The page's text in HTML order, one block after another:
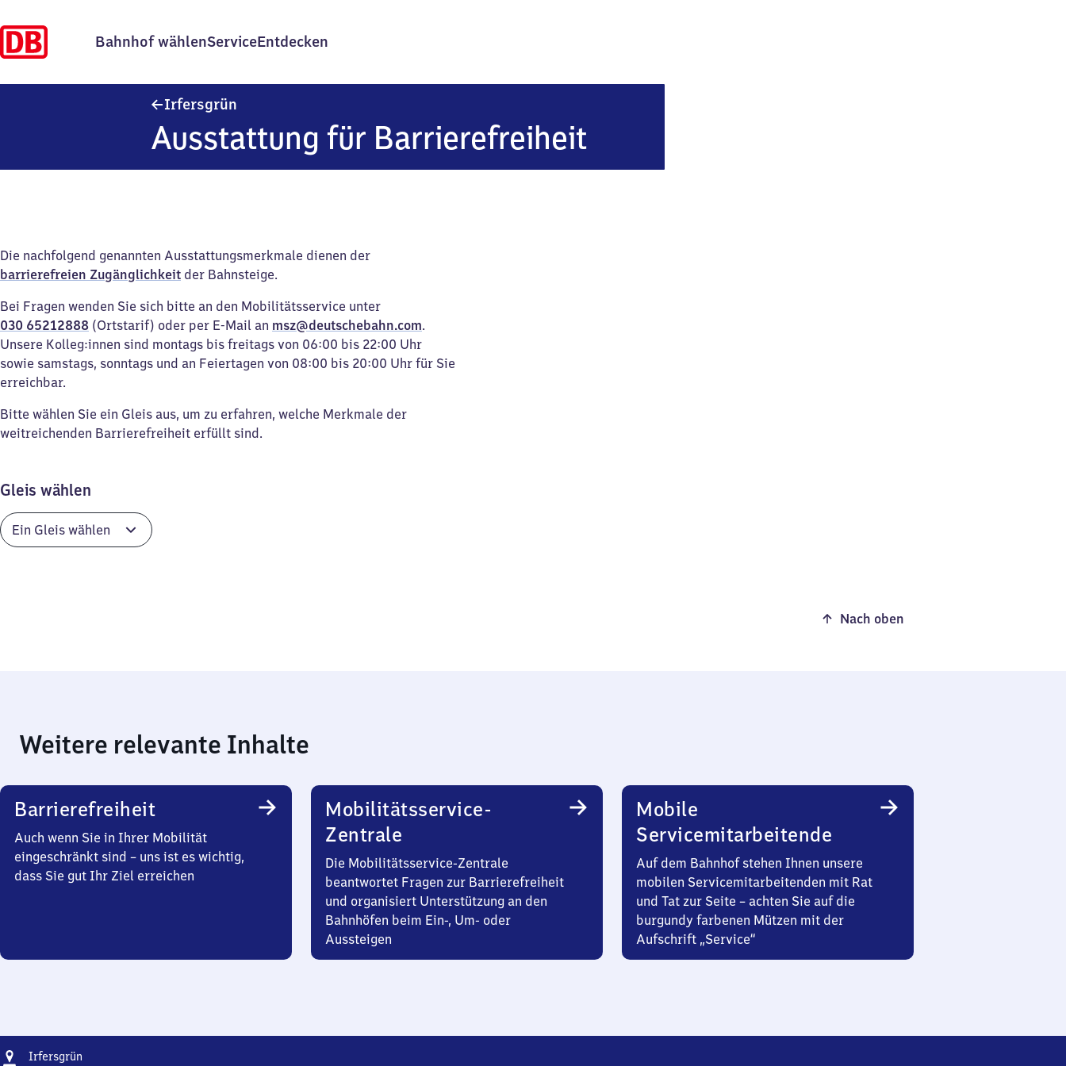
Bahnhof wählenServiceEntdecken
Irfersgrün
Ausstattung für Barrierefreiheit
Die nachfolgend genannten Ausstattungsmerkmale dienen der
barrierefreien Zugänglichkeit der Bahnsteige.
Bei Fragen wenden Sie sich bitte an den Mobilitätsservice unter
030 65212888 (Ortstarif) oder per E-Mail an msz@deutschebahn.com.
Unsere Kolleg:innen sind montags bis freitags von 06:00 bis 22:00 Uhr
sowie samstags, sonntags und an Feiertagen von 08:00 bis 20:00 Uhr für Sie
erreichbar.
Bitte wählen Sie ein Gleis aus, um zu erfahren, welche Merkmale der
weitreichenden Barrierefreiheit erfüllt sind.
Gleis wählen
Nach oben
Weitere relevante Inhalte
Barrierefreiheit
Auch wenn Sie in Ihrer Mobilität
eingeschränkt sind – uns ist es wichtig,
dass Sie gut Ihr Ziel erreichen
Mobilitätsservice-
Zentrale
Die Mobilitätsservice-Zentrale
beantwortet Fragen zur Barrierefreiheit
und organisiert Unterstützung an den
Bahnhöfen beim Ein-, Um- oder
Aussteigen
Mobile
Servicemitarbeitende
Auf dem Bahnhof stehen Ihnen unsere
mobilen Servicemitarbeitenden mit Rat
und Tat zur Seite – achten Sie auf die
burgundy farbenen Mützen mit der
Aufschrift „Service“
Adresse
Irfersgrün